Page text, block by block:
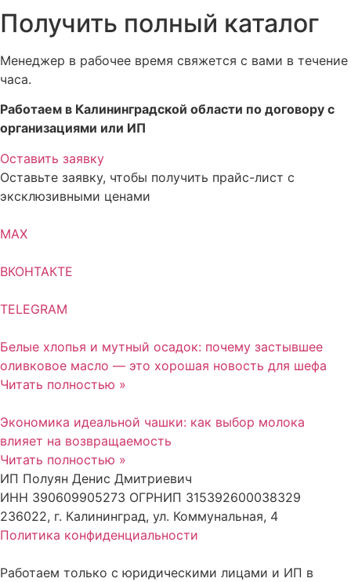
Получить полный каталог
Менеджер в рабочее время свяжется с вами в течение
часа.
Работаем в Калининградской области по договору с
организациями или ИП
Оставить заявку
Оставьте заявку, чтобы получить прайс-лист с
эксклюзивными ценами
MAX
ВКОНТАКТЕ
TELEGRAM
Белые хлопья и мутный осадок: почему застывшее
оливковое масло — это хорошая новость для шефа
Читать полностью »
Экономика идеальной чашки: как выбор молока
влияет на возвращаемость
Читать полностью »
ИП Полуян Денис Дмитриевич
ИНН 390609905273 ОГРНИП 315392600038329
236022, г. Калининград, ул. Коммунальная, 4
Политика конфиденциальности
Работаем только с юридическими лицами и ИП в